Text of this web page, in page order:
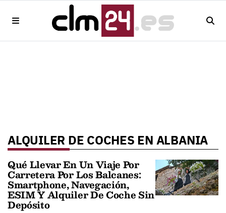
ALQUILER DE COCHES EN ALBANIA
Qué Llevar En Un Viaje Por
Carretera Por Los Balcanes:
Smartphone, Navegación,
ESIM Y Alquiler De Coche Sin
Depósito